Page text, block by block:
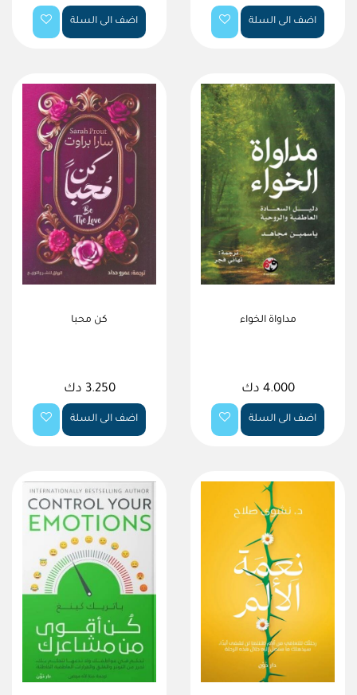
اضف الى السلة اضف الى السلة
مداواة الخواء
4.000 دك
اضف الى السلة
كن محبا
3.250 دك
اضف الى السلة